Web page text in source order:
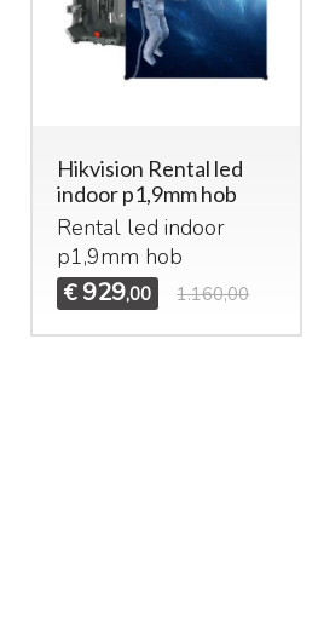
Hikvision Rental led
indoor p1,9mm hob
Rental led indoor
p1,9mm hob
€ 929,00 1.160,00